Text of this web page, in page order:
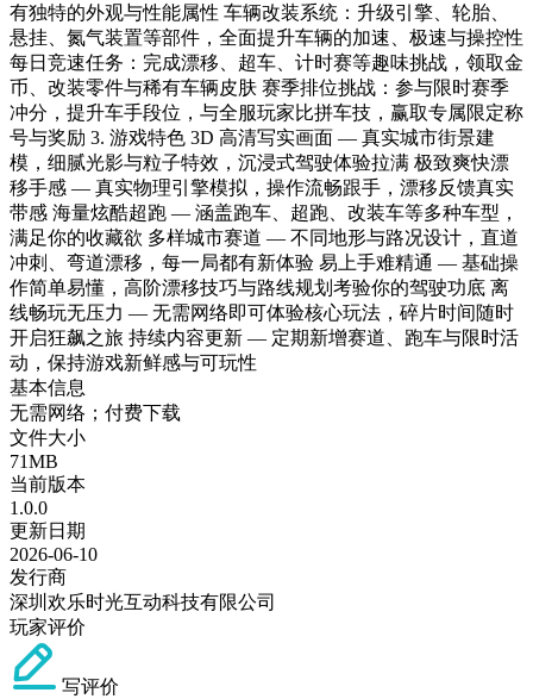
有独特的外观与性能属性 车辆改装系统：升级引擎、轮胎、
悬挂、氮气装置等部件，全面提升车辆的加速、极速与操控性
每日竞速任务：完成漂移、超车、计时赛等趣味挑战，领取金
币、改装零件与稀有车辆皮肤 赛季排位挑战：参与限时赛季
冲分，提升车手段位，与全服玩家比拼车技，赢取专属限定称
号与奖励 3. 游戏特色 3D 高清写实画面 — 真实城市街景建
模，细腻光影与粒子特效，沉浸式驾驶体验拉满 极致爽快漂
移手感 — 真实物理引擎模拟，操作流畅跟手，漂移反馈真实
带感 海量炫酷超跑 — 涵盖跑车、超跑、改装车等多种车型，
满足你的收藏欲 多样城市赛道 — 不同地形与路况设计，直道
冲刺、弯道漂移，每一局都有新体验 易上手难精通 — 基础操
作简单易懂，高阶漂移技巧与路线规划考验你的驾驶功底 离
线畅玩无压力 — 无需网络即可体验核心玩法，碎片时间随时
开启狂飙之旅 持续内容更新 — 定期新增赛道、跑车与限时活
动，保持游戏新鲜感与可玩性
基本信息
无需网络；付费下载
文件大小
71MB
当前版本
1.0.0
更新日期
2026-06-10
发行商
深圳欢乐时光互动科技有限公司
玩家评价
写评价